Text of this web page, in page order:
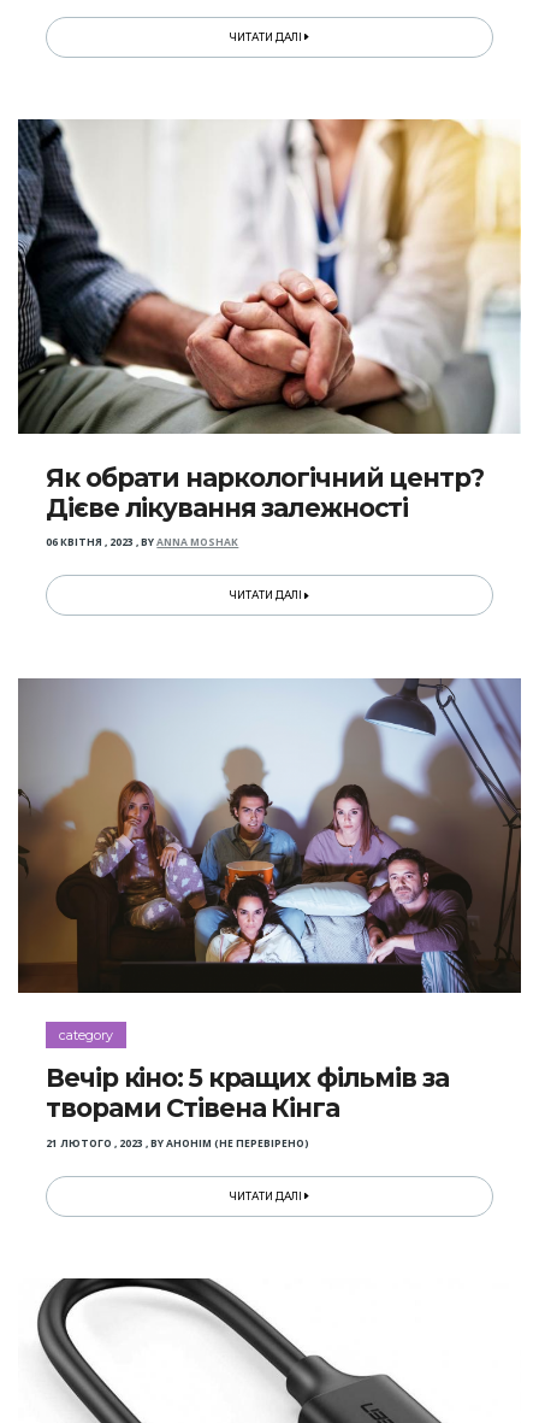
ЧИТАТИ ДАЛІ
Як обрати наркологічний центр?
Дієве лікування залежності
06 КВІТНЯ , 2023 ,BYANNA MOSHAK
ЧИТАТИ ДАЛІ
category
Вечір кіно: 5 кращих фільмів за
творами Стівена Кінга
21 ЛЮТОГО , 2023 ,BYАНОНІМ (НЕ ПЕРЕВІРЕНО)
ЧИТАТИ ДАЛІ